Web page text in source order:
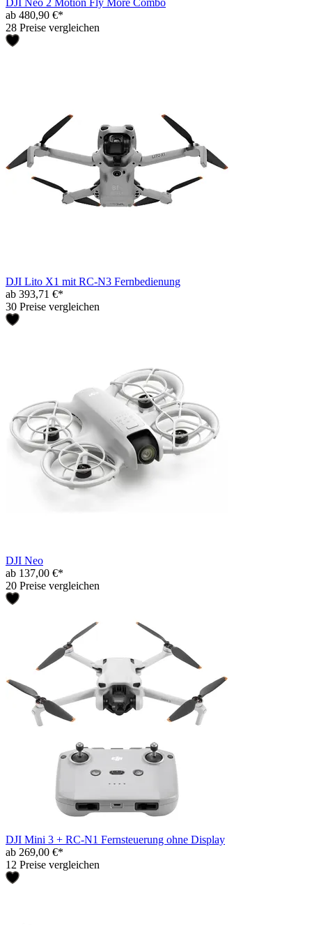
ab 480,90 €*
28 Preise vergleichen
DJI Lito X1 mit RC-N3 Fernbedienung
ab 393,71 €*
30 Preise vergleichen
DJI Neo
ab 137,00 €*
20 Preise vergleichen
DJI Mini 3 + RC-N1 Fernsteuerung ohne Display
ab 269,00 €*
12 Preise vergleichen